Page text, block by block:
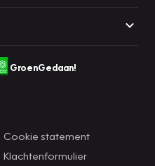
GroenGedaan!
Cookie statement
Klachtenformulier